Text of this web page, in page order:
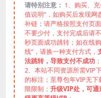
请特别注意： 1、购买、
值说明”，如购买后发现
补链；请严格按照支付页
不要少付，支付完成后请
秒页面成功跳转；如在线
线”，请换一种支付方式，
法跳转，导致支付不成功 ；
2、本站不同资源所需VIP
的标注；至尊包年VIP无
限限制； 升级VIP处，可